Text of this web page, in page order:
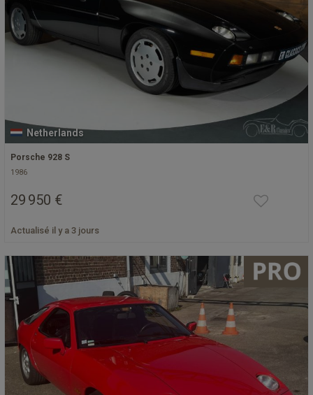
Netherlands
Porsche 928 S
1986
29 950 €
Actualisé il y a 3 jours